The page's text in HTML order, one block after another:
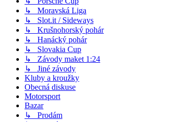
↳ Moravská Liga
↳ Slot.it / Sideways
↳ Krušnohorský pohár
↳ Hanácký pohár
↳ Slovakia Cup
↳ Závody maket 1:24
↳ Jiné závody
Kluby a kroužky
Obecná diskuse
Motorsport
Bazar
↳ Prodám